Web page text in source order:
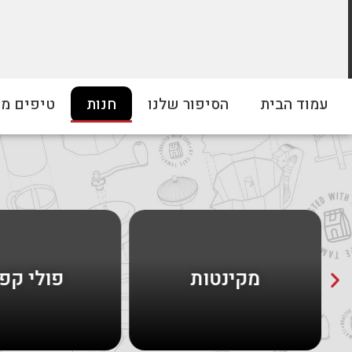
ברכישה מעל 300 ₪
עמוד הבית הסיפור שלנו חנות טיפים
מקינטות פולי